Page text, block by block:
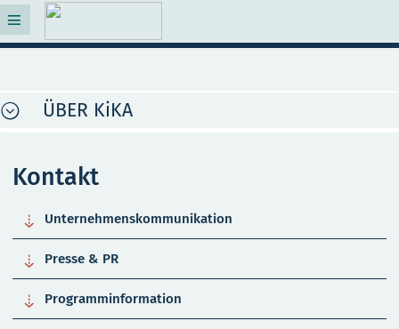
ÜBER KiKA
Kontakt
 Unternehmenskommunikation
 Presse & PR
 Programminformation